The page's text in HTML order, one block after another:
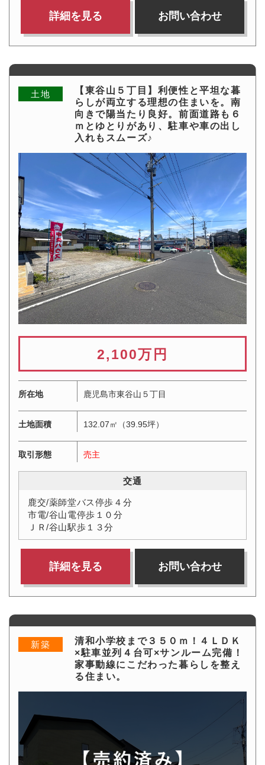
詳細を見る お問い合わせ
土地
【東谷山５丁目】利便性と平坦な暮
らしが両立する理想の住まいを。南
向きで陽当たり良好。前面道路も６
ｍとゆとりがあり、駐車や車の出し
入れもスムーズ♪
2,100万円
所在地 鹿児島市東谷山５丁目
土地面積 132.07㎡（39.95坪）
取引形態 売主
交通
鹿交/薬師堂バス停歩４分
市電/谷山電停歩１０分
ＪＲ/谷山駅歩１３分
詳細を見る お問い合わせ
新築
清和小学校まで３５０ｍ！４ＬＤＫ
×駐車並列４台可×サンルーム完備！
家事動線にこだわった暮らしを整え
る住まい。